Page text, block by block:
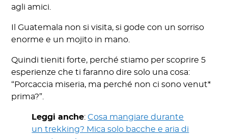
agli amici.
Il Guatemala non si visita, si gode con un sorriso
enorme e un mojito in mano.
Quindi tieniti forte, perché stiamo per scoprire 5
esperienze che ti faranno dire solo una cosa:
“Porcaccia miseria, ma perché non ci sono venut*
prima?”.
Leggi anche:Cosa mangiare durante
un trekking? Mica solo bacche e aria di